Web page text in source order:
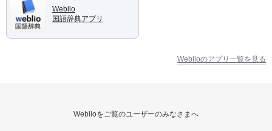
Weblio
国語辞典アプリ
Weblioのアプリ一覧を見る
Weblioをご覧のユーザーのみなさまへ